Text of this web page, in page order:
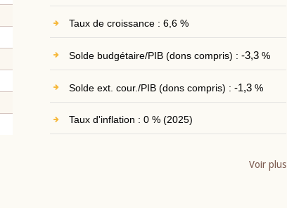
Taux de croissance : 6,6 %
Solde budgétaire/PIB (dons compris) : -3,3%
Solde ext. cour./PIB (dons compris) : -1,3%
Taux d'inflation : 0 % (2025)
Voir plus